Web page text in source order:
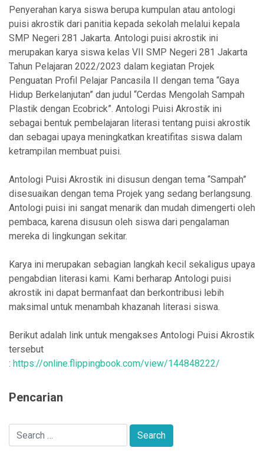
Penyerahan karya siswa berupa kumpulan atau antologi
puisi akrostik dari panitia kepada sekolah melalui kepala
SMP Negeri 281 Jakarta. Antologi puisi akrostik ini
merupakan karya siswa kelas VII SMP Negeri 281 Jakarta
Tahun Pelajaran 2022/2023 dalam kegiatan Projek
Penguatan Profil Pelajar Pancasila II dengan tema “Gaya
Hidup Berkelanjutan” dan judul “Cerdas Mengolah Sampah
Plastik dengan Ecobrick”. Antologi Puisi Akrostik ini
sebagai bentuk pembelajaran literasi tentang puisi akrostik
dan sebagai upaya meningkatkan kreatifitas siswa dalam
ketrampilan membuat puisi.
Antologi Puisi Akrostik ini disusun dengan tema “Sampah”
disesuaikan dengan tema Projek yang sedang berlangsung.
Antologi puisi ini sangat menarik dan mudah dimengerti oleh
pembaca, karena disusun oleh siswa dari pengalaman
mereka di lingkungan sekitar.
Karya ini merupakan sebagian langkah kecil sekaligus upaya
pengabdian literasi kami. Kami berharap Antologi puisi
akrostik ini dapat bermanfaat dan berkontribusi lebih
maksimal untuk menambah khazanah literasi siswa.
Berikut adalah link untuk mengakses Antologi Puisi Akrostik
tersebut
: https://online.flippingbook.com/view/144848222/
Pencarian